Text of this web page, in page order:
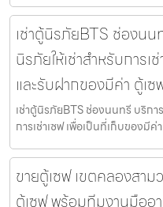
เช่าตู้นิรภัยBTS ช่องน
นิรภัยให้เช่าสำหรับการเ
และรับฝากของมีค่า ตู้เ
เช่าตู้นิรภัยBTS ช่องนนทรี บริก
การเช่าเซฟ เพื่อเป็นที่เก็บของมี
ขายตู้เซฟ เขตคลองสา
ตู้เซฟ พร้อมทีมงานมืออ